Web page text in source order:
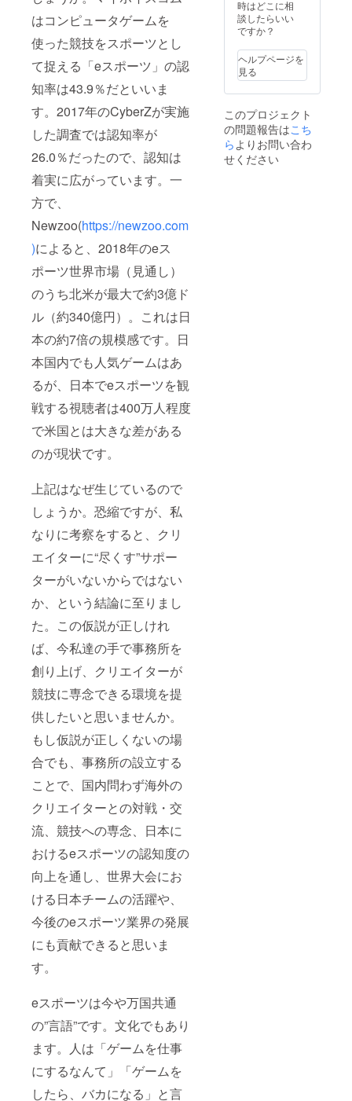
はコンピュータゲームを
使った競技をスポーツとし
て捉える「eスポーツ」の認
知率は43.9％だといいま
す。2017年のCyberZが実施
した調査では認知率が
26.0％だったので、認知は
着実に広がっています。一
方で、
Newzoo(https://newzoo.com
)によると、2018年のeス
ポーツ世界市場（見通し）
のうち北米が最大で約3億ド
ル（約340億円）。これは日
本の約7倍の規模感です。日
本国内でも人気ゲームはあ
るが、日本でeスポーツを観
戦する視聴者は400万人程度
で米国とは大きな差がある
のが現状です。
上記はなぜ生じているので
しょうか。恐縮ですが、私
なりに考察をすると、クリ
エイターに“尽くす”サポー
ターがいないからではない
か、という結論に至りまし
た。この仮説が正しけれ
ば、今私達の手で事務所を
創り上げ、クリエイターが
競技に専念できる環境を提
供したいと思いませんか。
もし仮説が正しくないの場
合でも、事務所の設立する
ことで、国内問わず海外の
クリエイターとの対戦・交
流、競技への専念、日本に
おけるeスポーツの認知度の
向上を通し、世界大会にお
ける日本チームの活躍や、
今後のeスポーツ業界の発展
にも貢献できると思いま
す。
eスポーツは今や万国共通
の”言語”です。文化でもあり
ます。人は「ゲームを仕事
にするなんて」「ゲームを
したら、バカになる」と言
時はどこに相
談したらいい
ですか？
ヘルプページを
見る
このプロジェクト
の問題報告はこち
らよりお問い合わ
せください